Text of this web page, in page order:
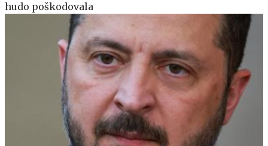
hudo poškodovala